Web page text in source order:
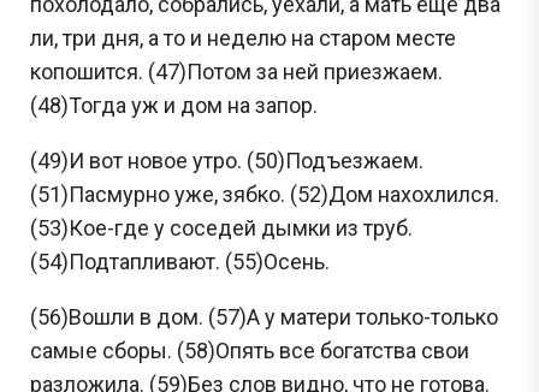
ли, три дня, а то и неделю на старом месте
копошится. (47)Потом за ней приезжаем.
(48)Тогда уж и дом на запор.
(49)И вот новое утро. (50)Подъезжаем.
(51)Пасмурно уже, зябко. (52)Дом нахохлился.
(53)Кое-где у соседей дымки из труб.
(54)Подтапливают. (55)Осень.
(56)Вошли в дом. (57)А у матери только-только
самые сборы. (58)Опять все богатства свои
разложила. (59)Без слов видно, что не готова.
Сливы ЕГЭ в Telegram
*
Подпишись и получай бесплатно
задания с Дальнего востока!